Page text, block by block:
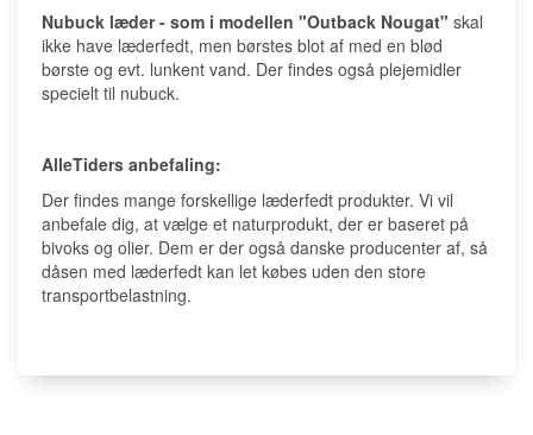
Nubuck læder - som i modellen "Outback Nougat" skal
ikke have læderfedt, men børstes blot af med en blød
børste og evt. lunkent vand. Der findes også plejemidler
specielt til nubuck.
AlleTiders anbefaling:
Der findes mange forskellige læderfedt produkter. Vi vil
anbefale dig, at vælge et naturprodukt, der er baseret på
bivoks og olier. Dem er der også danske producenter af, så
dåsen med læderfedt kan let købes uden den store
transportbelastning.